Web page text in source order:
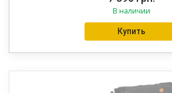
из 5
В наличии
Купить